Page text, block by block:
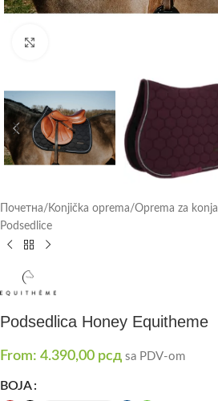
Почетна/ Konjička oprema/Oprema za konja
Podsedlice
Podsedlica Honey Equitheme
From: 4.390,00 рсд sa PDV-om
BOJA